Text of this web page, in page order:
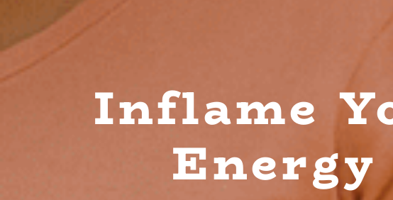
Inflame
Energy